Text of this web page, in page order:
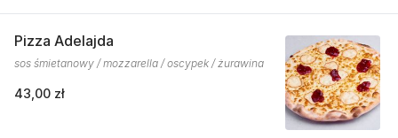
Pizza Adelajda
sos śmietanowy / mozzarella / oscypek / żurawina
43,00 zł